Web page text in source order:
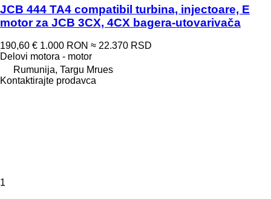
JCB 444 TA4 compatibil turbina, injectoare, E
motor za JCB 3CX, 4CX bagera-utovarivača
190,60 € 1.000 RON ≈ 22.370 RSD
Delovi motora - motor
Rumunija, Targu Mrues
Kontaktirajte prodavca
1